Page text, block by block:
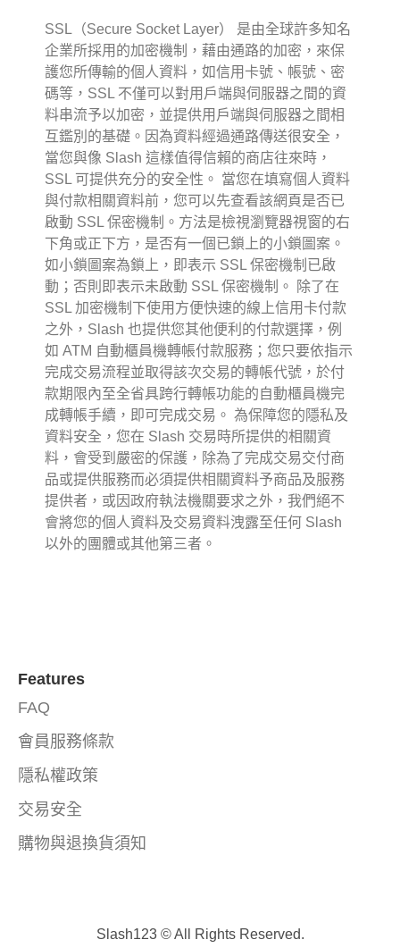
SSL（Secure Socket Layer） 是由全球許多知名
企業所採用的加密機制，藉由通路的加密，來保
護您所傳輸的個人資料，如信用卡號、帳號、密
碼等，SSL 不僅可以對用戶端與伺服器之間的資
料串流予以加密，並提供用戶端與伺服器之間相
互鑑別的基礎。因為資料經過通路傳送很安全，
當您與像 Slash 這樣值得信賴的商店往來時，
SSL 可提供充分的安全性。 當您在填寫個人資料
與付款相關資料前，您可以先查看該網頁是否已
啟動 SSL 保密機制。方法是檢視瀏覽器視窗的右
下角或正下方，是否有一個已鎖上的小鎖圖案。
如小鎖圖案為鎖上，即表示 SSL 保密機制已啟
動；否則即表示未啟動 SSL 保密機制。 除了在
SSL 加密機制下使用方便快速的線上信用卡付款
之外，Slash 也提供您其他便利的付款選擇，例
如 ATM 自動櫃員機轉帳付款服務；您只要依指示
完成交易流程並取得該次交易的轉帳代號，於付
款期限內至全省具跨行轉帳功能的自動櫃員機完
成轉帳手續，即可完成交易。 為保障您的隱私及
資料安全，您在 Slash 交易時所提供的相關資
料，會受到嚴密的保護，除為了完成交易交付商
品或提供服務而必須提供相關資料予商品及服務
提供者，或因政府執法機關要求之外，我們絕不
會將您的個人資料及交易資料洩露至任何 Slash
以外的團體或其他第三者。
Features
FAQ
會員服務條款
隱私權政策
交易安全
購物與退換貨須知
Slash123 © All Rights Reserved.